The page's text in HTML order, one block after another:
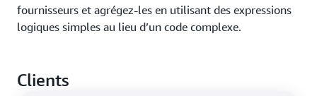
fournisseurs et agrégez-les en utilisant des expressions
logiques simples au lieu d’un code complexe.
Clients